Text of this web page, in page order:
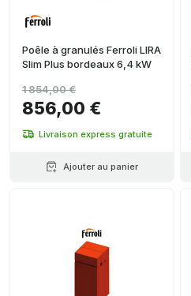
Poêle à granulés Ferroli LIRA
Slim Plus bordeaux 6,4 kW
856,00 €
1 854,00 €
Livraison express gratuite
Ajouter au panier